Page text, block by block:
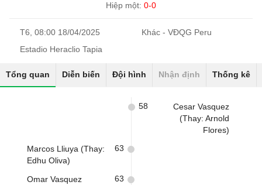
Hiệp một: 0-0
T6, 08:00 18/04/2025
Khác - VĐQG Peru
Estadio Heraclio Tapia
Tổng quan Diễn biến Đội hình Nhận định Thống kê
Cesar Vasquez
(Thay: Arnold
Flores)
58
Marcos Lliuya (Thay:
Edhu Oliva)
63
Omar Vasquez
63